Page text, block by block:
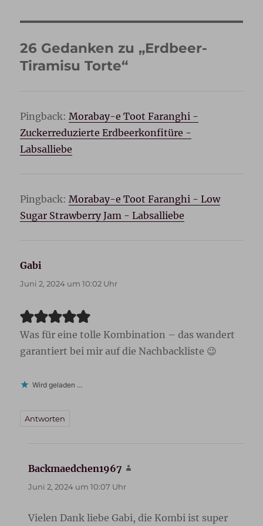
26 Gedanken zu „Erdbeer-
Tiramisu Torte“
Pingback: Morabay-e Toot Faranghi -
Zuckerreduzierte Erdbeerkonfitüre -
Labsalliebe
Pingback: Morabay-e Toot Faranghi - Low
Sugar Strawberry Jam - Labsalliebe
Gabi
Juni 2, 2024 um 10:02 Uhr
Was für eine tolle Kombination – das wandert
garantiert bei mir auf die Nachbackliste 😉
Wird geladen …
Antworten
Backmaedchen1967
Juni 2, 2024 um 10:07 Uhr
Vielen Dank liebe Gabi, die Kombi ist super